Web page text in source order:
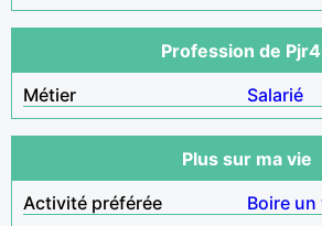
Profession de
Métier
Salarié
Plus sur ma vie
Activité préférée
Boire un